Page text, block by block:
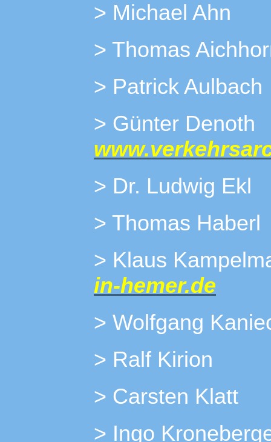
> Michael Ahn
> Thomas
> Patrick Aulbach
> Günter
> Dr. Ludwig Ekl
> Thomas Haberl
> Klaus
in-hemer.de
> Wolfgang
> Ralf Kirion
> Carsten Klatt
> Ingo